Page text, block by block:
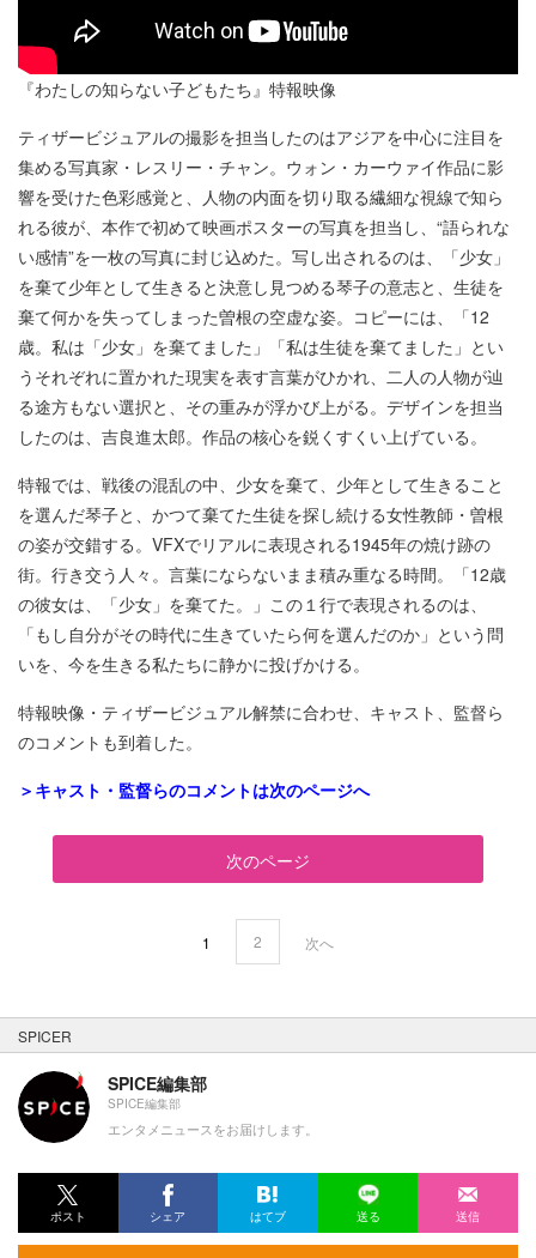
『わたしの知らない⼦どもたち』特報映像
ティザービジュアルの撮影を担当したのはアジアを中⼼に注⽬を
集める写真家・レスリー・チャン。ウォン・カーウァイ作品に影
響を受けた⾊彩感覚と、⼈物の内⾯を切り取る繊細な視線で知ら
れる彼が、本作で初めて映画ポスターの写真を担当し、“語られな
い感情”を⼀枚の写真に封じ込めた。写し出されるのは、「少⼥」
を棄て少年として⽣きると決意し⾒つめる琴⼦の意志と、⽣徒を
棄て何かを失ってしまった曽根の空虚な姿。コピーには、「12
歳。私は「少⼥」を棄てました」「私は⽣徒を棄てました」とい
うそれぞれに置かれた現実を表す⾔葉がひかれ、⼆⼈の⼈物が辿
る途⽅もない選択と、その重みが浮かび上がる。デザインを担当
したのは、吉良進太郎。作品の核⼼を鋭くすくい上げている。
特報では、戦後の混乱の中、少⼥を棄て、少年として⽣きること
を選んだ琴⼦と、かつて棄てた⽣徒を探し続ける⼥性教師・曽根
の姿が交錯する。VFXでリアルに表現される1945年の焼け跡の
街。⾏き交う⼈々。⾔葉にならないまま積み重なる時間。「12歳
の彼⼥は、「少⼥」を棄てた。」この１⾏で表現されるのは、
「もし⾃分がその時代に⽣きていたら何を選んだのか」という問
いを、今を⽣きる私たちに静かに投げかける。
特報映像・ティザービジュアル解禁に合わせ、キャスト、監督ら
のコメントも到着した。
＞キャスト・監督らのコメントは次のページへ
次のページ
1 2 次へ
SPICER
SPICE編集部
SPICE編集部
エンタメニュースをお届けします。
ポスト シェア はてブ 送る 送信